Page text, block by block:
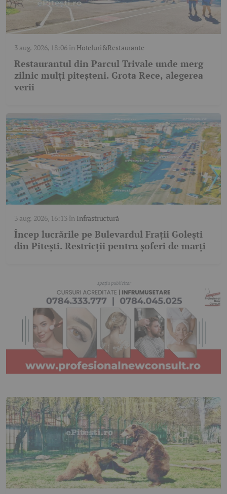
3 aug. 2026, 18:06în Hoteluri&Restaurante
Restaurantul din Parcul Trivale unde merg
zilnic mulți piteșteni. Grota Rece, alegerea
verii
3 aug. 2026, 16:13în Infrastructură
Încep lucrările pe Bulevardul Frații Golești
din Pitești. Restricții pentru șoferi de marți